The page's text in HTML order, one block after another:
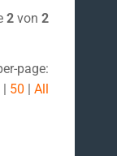
2von 2
page:
| 50 | All